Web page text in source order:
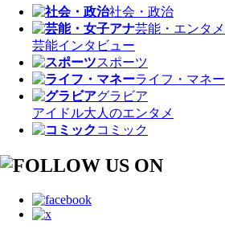
社会・政治
芸能・エンタメ
芸能インタビュー
スポーツ
ライフ・マネー
グラビア
アイドル大人のエンタメ
コミック